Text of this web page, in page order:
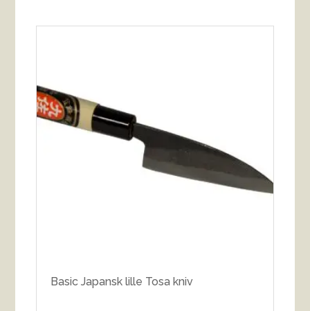
Basic Japansk lille Tosa kniv